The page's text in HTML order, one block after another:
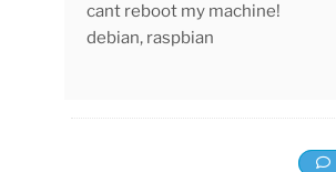
cant reboot my machine!
debian, raspbian